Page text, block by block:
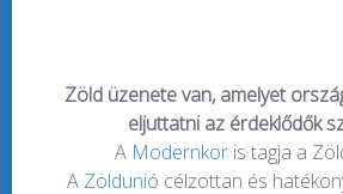
Zöld üzenete van, amelyet
eljuttatni az érdeklődők
A Modernkor is tagja a
A Zöldunió célzottan és